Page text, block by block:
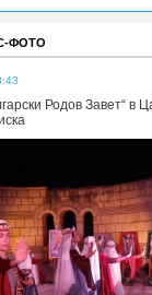
ФОТО
Родов Завет“ в